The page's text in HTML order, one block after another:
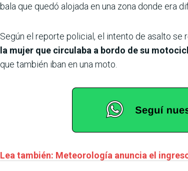
bala que quedó alojada en una zona donde era
Según el reporte policial, el intento de asalto
la mujer que circulaba a bordo de su
que también iban en una moto.
Lea también: Meteorología anuncia el